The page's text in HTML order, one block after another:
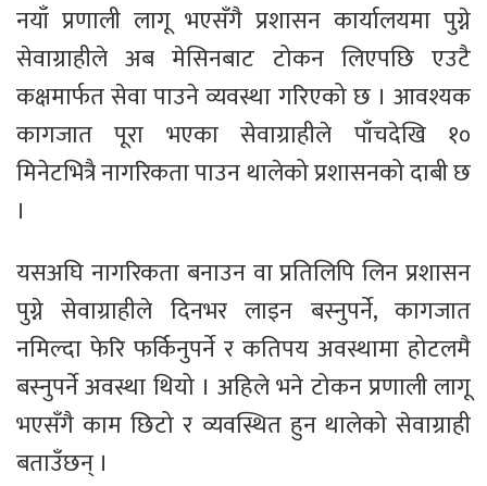
नयाँ प्रणाली लागू भएसँगै प्रशासन कार्यालयमा पुग्ने
सेवाग्राहीले अब मेसिनबाट टोकन लिएपछि एउटै
कक्षमार्फत सेवा पाउने व्यवस्था गरिएको छ । आवश्यक
कागजात पूरा भएका सेवाग्राहीले पाँचदेखि १०
मिनेटभित्रै नागरिकता पाउन थालेको प्रशासनको दाबी छ
।
यसअघि नागरिकता बनाउन वा प्रतिलिपि लिन प्रशासन
पुग्ने सेवाग्राहीले दिनभर लाइन बस्नुपर्ने, कागजात
नमिल्दा फेरि फर्किनुपर्ने र कतिपय अवस्थामा होटलमै
बस्नुपर्ने अवस्था थियो । अहिले भने टोकन प्रणाली लागू
भएसँगै काम छिटो र व्यवस्थित हुन थालेको सेवाग्राही
बताउँछन् ।